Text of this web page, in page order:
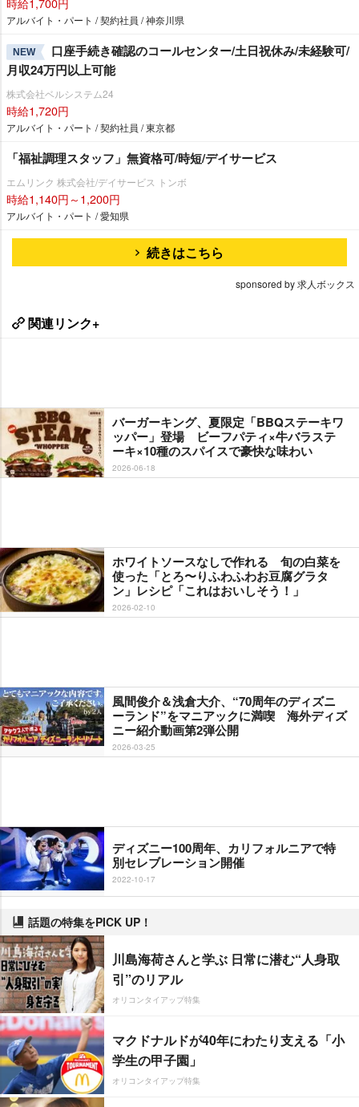
アルバイト・パート / 契約社員 / 神奈川県
NEW
口座手続き確認のコールセンター/土日祝休み/未経験可/
月収24万円以上可能
株式会社ベルシステム24
時給1,720円
アルバイト・パート / 契約社員 / 東京都
「福祉調理スタッフ」無資格可/時短/デイサービス
エムリンク 株式会社/デイサービス トンボ
時給1,140円～1,200円
アルバイト・パート / 愛知県
続きはこちら
sponsored by 求人ボックス
関連リンク+
バーガーキング、夏限定「BBQステーキワ
ッパー」登場 ビーフパティ×牛バラステ
ーキ×10種のスパイスで豪快な味わい
2026-06-18
ホワイトソースなしで作れる 旬の白菜を
使った「とろ〜りふわふわお豆腐グラタ
ン」レシピ「これはおいしそう！」
2026-02-10
風間俊介＆浅倉大介、“70周年のディズニ
ーランド”をマニアックに満喫 海外ディズ
ニー紹介動画第2弾公開
2026-03-25
ディズニー100周年、カリフォルニアで特
別セレブレーション開催
2022-10-17
話題の特集をPICK UP！
川島海荷さんと学ぶ 日常に潜む“人身取
引”のリアル
オリコンタイアップ特集
マクドナルドが40年にわたり支える「小
学生の甲子園」
オリコンタイアップ特集